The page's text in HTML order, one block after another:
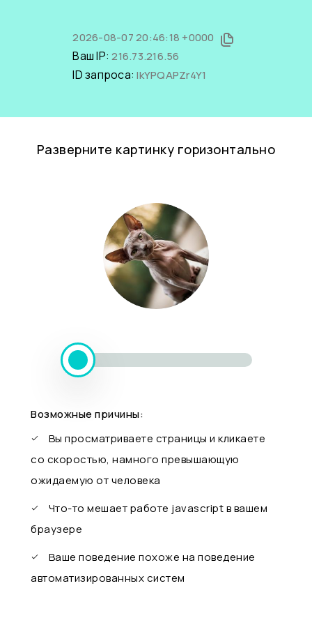
2026-08-07 20:46:18 +0000
Ваш IP:216.73.216.56
ID запроса:IkYPQAPZr4Y1
Разверните картинку горизонтально
Возможные причины:
Вы просматриваете страницы и кликаете
со скоростью, намного превышающую
ожидаемую от человека
Что-то мешает работе javascript в вашем
браузере
Ваше поведение похоже на поведение
автоматизированных систем